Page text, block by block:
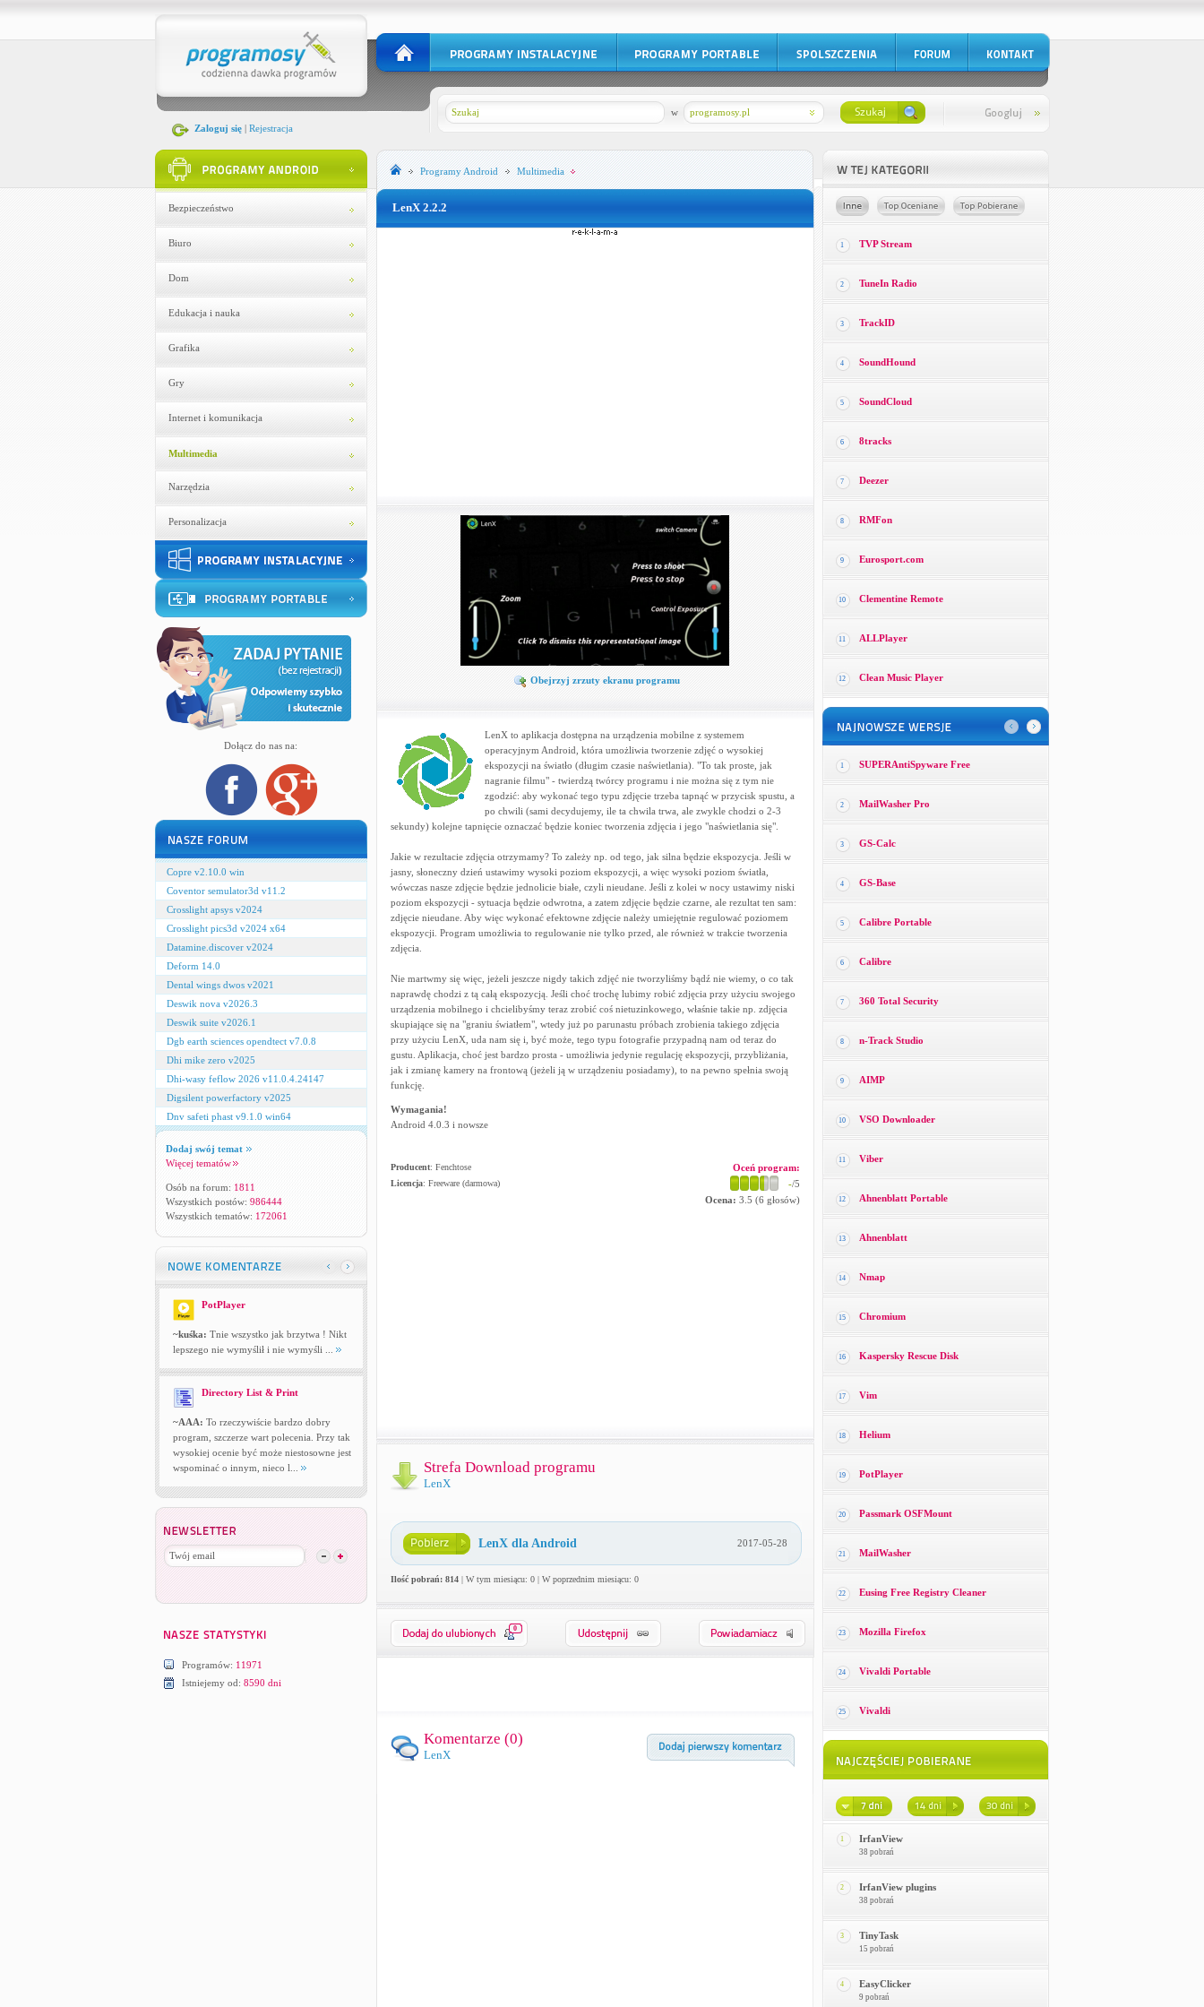
Zaloguj się| Rejestracja
programosy.pl
w
Bezpieczeństwo
Biuro
Dom
Edukacja i nauka
Grafika
Gry
Internet i komunikacja
Multimedia
Narzędzia
Personalizacja
Dołącz do nas na:
Copre v2.10.0 win
Coventor semulator3d v11.2
Crosslight apsys v2024
Crosslight pics3d v2024 x64
Datamine.discover v2024
Deform 14.0
Dental wings dwos v2021
Deswik nova v2026.3
Deswik suite v2026.1
Dgb earth sciences opendtect v7.0.8
Dhi mike zero v2025
Dhi-wasy feflow 2026 v11.0.4.24147
Digsilent powerfactory v2025
Dnv safeti phast v9.1.0 win64
Dodaj swój temat
Więcej tematów
Osób na forum: 1811
Wszystkich postów: 986444
Wszystkich tematów: 172061
PotPlayer
~kuśka: Tnie wszystko jak brzytwa ! Nikt
lepszego nie wymyślił i nie wymyśli ...
Directory List & Print
~AAA: To rzeczywiście bardzo dobry
program, szczerze wart polecenia. Przy tak
wysokiej ocenie być może niestosowne jest
wspominać o innym, nieco l...
Programów: 11971
Istniejemy od: 8590 dni
ProgramyAndroid Multimedia
LenX 2.2.2
Obejrzyj zrzuty ekranu programu
LenX to aplikacja dostępna na urządzenia mobilne z systemem
operacyjnym Android, która umożliwia tworzenie zdjęć o wysokiej
ekspozycji na światło (długim czasie naświetlania). "To tak proste, jak
nagranie filmu" - twierdzą twórcy programu i nie można się z tym nie
zgodzić: aby wykonać tego typu zdjęcie trzeba tapnąć w przycisk spustu, a
po chwili (sami decydujemy, ile ta chwila trwa, ale zwykle chodzi o 2-3
sekundy) kolejne tapnięcie oznaczać będzie koniec tworzenia zdjęcia i jego "naświetlania się".
Jakie w rezultacie zdjęcia otrzymamy? To zależy np. od tego, jak silna będzie ekspozycja. Jeśli w
jasny, słoneczny dzień ustawimy wysoki poziom ekspozycji, a więc wysoki poziom światła,
wówczas nasze zdjęcie będzie jednolicie białe, czyli nieudane. Jeśli z kolei w nocy ustawimy niski
poziom ekspozycji - sytuacja będzie odwrotna, a zatem zdjęcie będzie czarne, ale rezultat ten sam:
zdjęcie nieudane. Aby więc wykonać efektowne zdjęcie należy umiejętnie regulować poziomem
ekspozycji. Program umożliwia to regulowanie nie tylko przed, ale również w trakcie tworzenia
zdjęcia.
Nie martwmy się więc, jeżeli jeszcze nigdy takich zdjęć nie tworzyliśmy bądź nie wiemy, o co tak
naprawdę chodzi z tą całą ekspozycją. Jeśli choć trochę lubimy robić zdjęcia przy użyciu swojego
urządzenia mobilnego i chcielibyśmy teraz zrobić coś nietuzinkowego, właśnie takie np. zdjęcia
skupiające się na "graniu światłem", wtedy już po parunastu próbach zrobienia takiego zdjęcia
przy użyciu LenX, uda nam się i, być może, tego typu fotografie przypadną nam od teraz do
gustu. Aplikacja, choć jest bardzo prosta - umożliwia jedynie regulację ekspozycji, przybliżania,
jak i zmianę kamery na frontową (jeżeli ją w urządzeniu posiadamy), to na pewno spełnia swoją
funkcję.
Wymagania!
Android 4.0.3 i nowsze
Producent: Fenchtose
Licencja: Freeware (darmowa)
Oceń program:
-/5
Ocena: 3.5 (6 głosów)
Strefa Download programu
LenX
LenX dla Android 2017-05-28
Ilość pobrań: 814| W tym miesiącu: 0 | W poprzednim miesiącu: 0
0
Komentarze (0)
LenX
1 TVP Stream
2 TuneIn Radio
3 TrackID
4 SoundHound
5 SoundCloud
6 8tracks
7 Deezer
8 RMFon
9 Eurosport.com
10 Clementine Remote
11 ALLPlayer
12 Clean Music Player
1 SUPERAntiSpyware Free
2 MailWasher Pro
3 GS-Calc
4 GS-Base
5 Calibre Portable
6 Calibre
7 360 Total Security
8 n-Track Studio
9 AIMP
10 VSO Downloader
11 Viber
12 Ahnenblatt Portable
13 Ahnenblatt
14 Nmap
15 Chromium
16 Kaspersky Rescue Disk
17 Vim
18 Helium
19 PotPlayer
20 Passmark OSFMount
21 MailWasher
22 Eusing Free Registry Cleaner
23 Mozilla Firefox
24 Vivaldi Portable
25 Vivaldi
1 IrfanView
38 pobrań
2 IrfanView plugins
38 pobrań
3 TinyTask
15 pobrań
4 EasyClicker
9 pobrań